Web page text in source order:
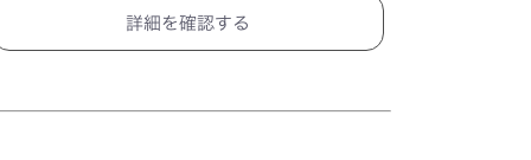
詳細を確認する